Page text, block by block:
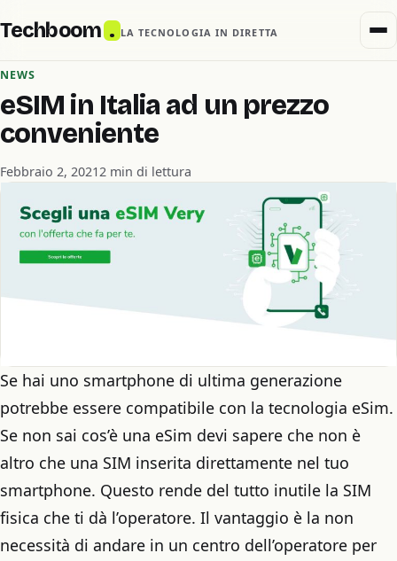
Techboom . LA TECNOLOGIA IN DIRETTA
NEWS
eSIM in Italia ad un prezzo
conveniente
Febbraio 2, 2021 2 min di lettura
Se hai uno smartphone di ultima generazione
potrebbe essere compatibile con la tecnologia eSim.
Se non sai cos’è una eSim devi sapere che non è
altro che una SIM inserita direttamente nel tuo
smartphone. Questo rende del tutto inutile la SIM
fisica che ti dà l’operatore. Il vantaggio è la non
necessità di andare in un centro dell’operatore per